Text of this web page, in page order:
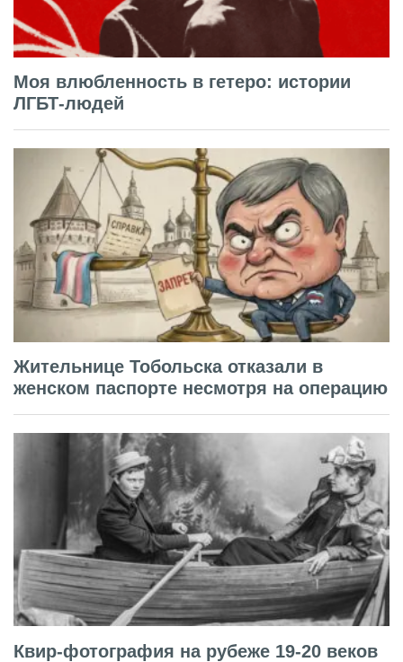
Моя влюбленность в гетеро: истории
ЛГБТ-людей
Жительнице Тобольска отказали в
женском паспорте несмотря на операцию
Квир-фотография на рубеже 19-20 веков